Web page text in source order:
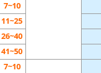
7~10
11~25
26~40
41~50
7~10